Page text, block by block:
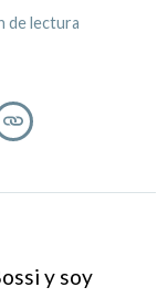
de lectura
y soy